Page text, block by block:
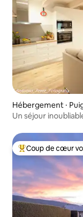
Hébergement ⋅
Un séjour
Coups de cœur
Coup de cœur